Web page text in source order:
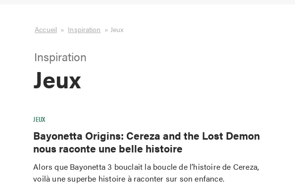
Accueil » Inspiration » Jeux
Inspiration
Jeux
JEUX
Bayonetta Origins: Cereza and the Lost Demon
nous raconte une belle histoire
Alors que Bayonetta 3 bouclait la boucle de l’histoire de Cereza,
voilà une superbe histoire à raconter sur son enfance.